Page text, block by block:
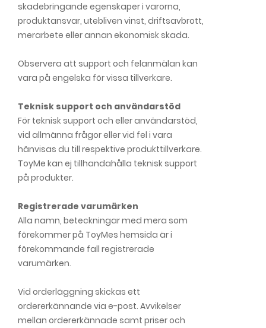
skadebringande egenskaper i varorna,
produktansvar, utebliven vinst, driftsavbrott,
merarbete eller annan ekonomisk skada.
Observera att support och felanmälan kan
vara på engelska för vissa tillverkare.
Teknisk support och användarstöd
För teknisk support och eller användarstöd,
vid allmänna frågor eller vid fel i vara
hänvisas du till respektive produkttillverkare.
ToyMe kan ej tillhandahålla teknisk support
på produkter.
Registrerade varumärken
Alla namn, beteckningar med mera som
förekommer på ToyMes hemsida är i
förekommande fall registrerade
varumärken.
Vid orderläggning skickas ett
ordererkännande via e-post. Avvikelser
mellan ordererkännade samt priser och